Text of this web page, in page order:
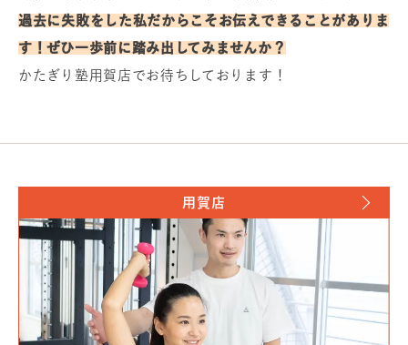
過去に失敗をした私だからこそお伝えできることがありま
す！ぜひ一歩前に踏み出してみませんか？
かたぎり塾用賀店でお待ちしております！
用賀店